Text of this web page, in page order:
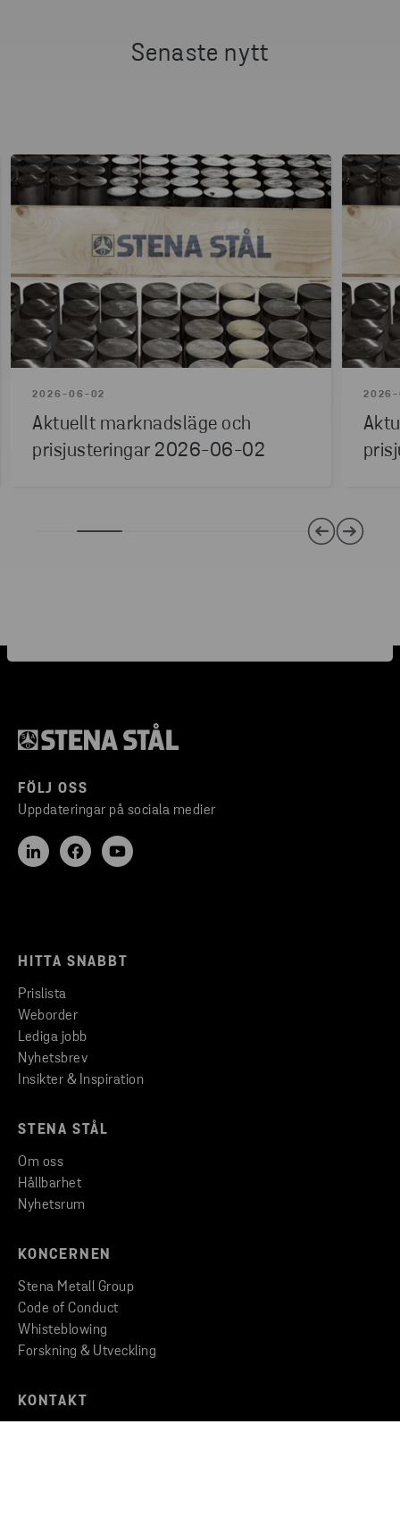
Senaste nytt
2026-06-02
Aktuellt marknadsläge och
prisjusteringar 2026-06-02
FÖLJ OSS
Uppdateringar på sociala medier
HITTA SNABBT
Prislista
Weborder
Lediga jobb
Nyhetsbrev
Insikter & Inspiration
STENA STÅL
Om oss
Hållbarhet
Nyhetsrum
KONCERNEN
Stena Metall Group
Code of Conduct
Whisteblowing
Forskning & Utveckling
KONTAKT